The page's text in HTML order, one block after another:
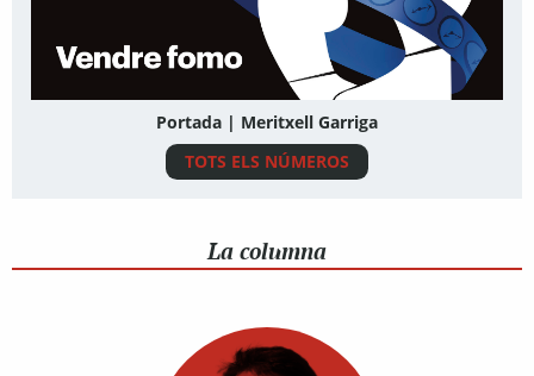
Portada | Meritxell Garriga
TOTS ELS NÚMEROS
La columna